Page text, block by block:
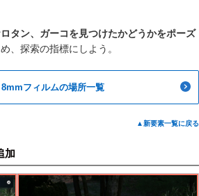
タン、ガーコを見つけたかどうかをポーズ
、探索の指標にしよう。
フィルムの場所一覧
▲新要素一覧に戻る
加